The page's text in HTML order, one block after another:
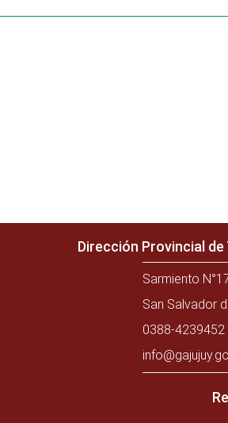
Dirección Provincial
Sarmiento
San Salvador
0388-